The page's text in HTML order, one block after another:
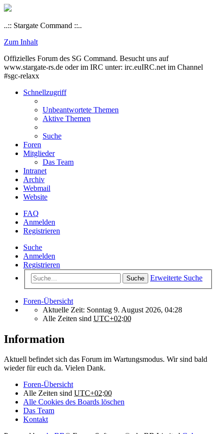
..:: Stargate Command ::..
Zum Inhalt
Offizielles Forum des SG Command. Besucht uns auf
www.stargate-rs.de oder im IRC unter: irc.euIRC.net im Channel
#sgc-relaxx
Schnellzugriff
Unbeantwortete Themen
Aktive Themen
Suche
Foren
Mitglieder
Das Team
Intranet
Archiv
Webmail
Website
FAQ
Anmelden
Registrieren
Suche
Anmelden
Registrieren
Suche Erweiterte Suche
Foren-Übersicht
Aktuelle Zeit: Sonntag 9. August 2026, 04:28
Alle Zeiten sind UTC+02:00
Information
Aktuell befindet sich das Forum im Wartungsmodus. Wir sind bald
wieder für euch da. Vielen Dank.
Foren-Übersicht
Alle Zeiten sind UTC+02:00
Alle Cookies des Boards löschen
Das Team
Kontakt